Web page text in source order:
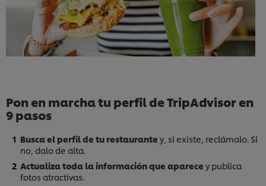
Pon en marcha tu perfil de TripAdvisor en
9 pasos
Busca el perfil de tu restaurante y, si existe, reclámalo. Si
no, dalo de alta.
Actualiza toda la información que aparece y publica
fotos atractivas.